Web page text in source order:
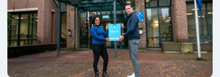
en initiatiefnemer in meerdere steden van het platform.